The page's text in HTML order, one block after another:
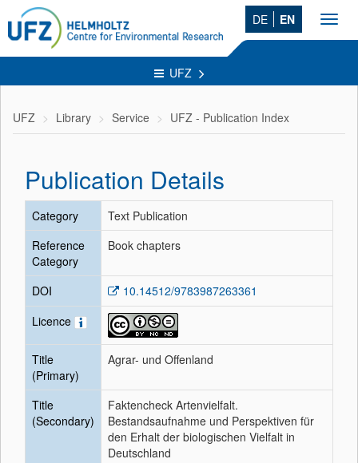
DE EN
UFZ
UFZ Library Service UFZ - Publication Index
Publication Details
Category
Text Publication
Reference
Category
Book chapters
DOI
10.14512/9783987263361
Licence
Title
(Primary)
Agrar- und Offenland
Title
(Secondary)
Faktencheck Artenvielfalt.
Bestandsaufnahme und Perspektiven für
den Erhalt der biologischen Vielfalt in
Deutschland